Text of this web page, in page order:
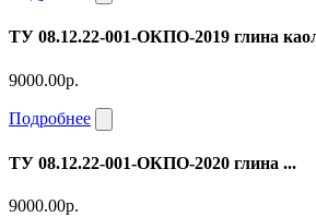
ТУ 08.12.22-001-ОКПО-2019 глина
9000.00р.
Подробнее
ТУ 08.12.22-001-ОКПО-2020 глина ...
9000.00р.